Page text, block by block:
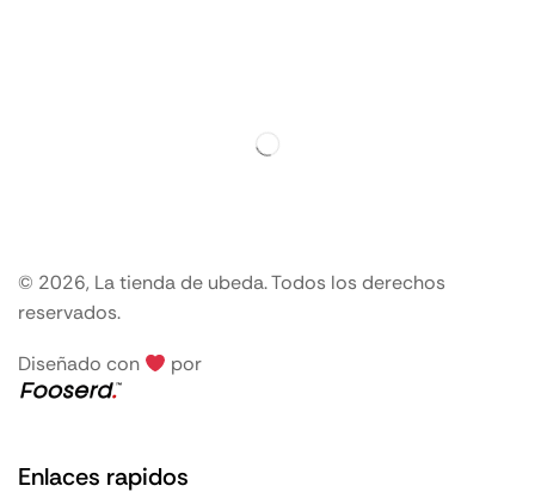
© 2026, La tienda de ubeda. Todos los derechos
reservados.
Diseñado con por
Enlaces rapidos